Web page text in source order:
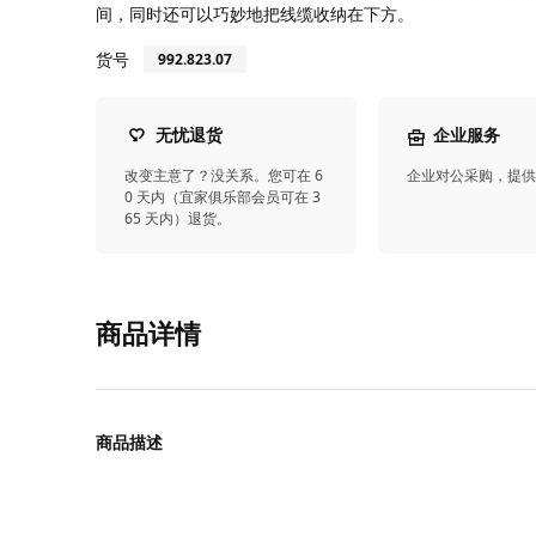
间，同时还可以巧妙地把线缆收纳在下方。
货号
992.823.07
无忧退货
改变主意了？没关系。您可在 6
0 天内（宜家俱乐部会员可在 3
65 天内）退货。
企业服务
企业对公采购，提
商品详情
商品描述